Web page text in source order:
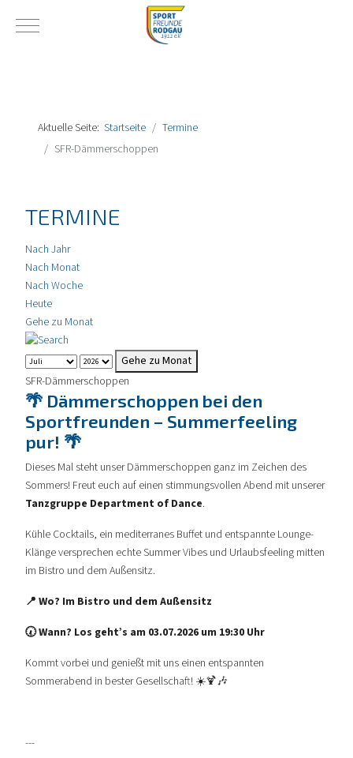
Mobile Menu Toggle
Aktuelle Seite: Startseite
Termine
SFR-Dämmerschoppen
TERMINE
Nach Jahr
Nach Monat
Nach Woche
Heute
Gehe zu Monat
Gehe zu Monat
SFR-Dämmerschoppen
🌴 Dämmerschoppen bei den
Sportfreunden – Summerfeeling
pur! 🌴
Dieses Mal steht unser Dämmerschoppen ganz im Zeichen des
Sommers! Freut euch auf einen stimmungsvollen Abend mit unserer
Tanzgruppe Department of Dance.
Kühle Cocktails, ein mediterranes Buffet und entspannte Lounge-
Klänge versprechen echte Summer Vibes und Urlaubsfeeling mitten
im Bistro und dem Außensitz.
📍 Wo? Im Bistro und dem Außensitz
🕢 Wann? Los geht’s am 03.07.2026 um 19:30 Uhr
Kommt vorbei und genießt mit uns einen entspannten
Sommerabend in bester Gesellschaft! ☀️🍹🎶
---